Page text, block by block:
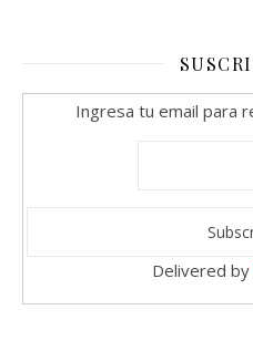
Ingresa tu email para
Delivered by